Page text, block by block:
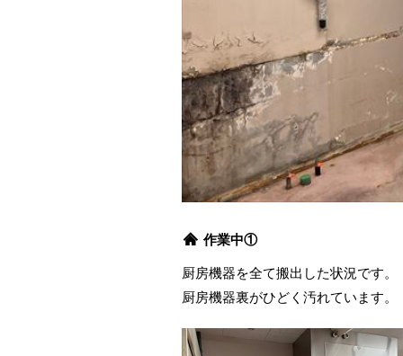
作業中①
厨房機器を全て搬出した状況です。
厨房機器裏がひどく汚れています。